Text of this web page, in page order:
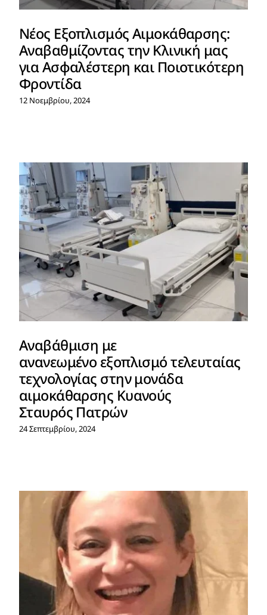
Νέος Εξοπλισμός Αιμοκάθαρσης:
Αναβαθμίζοντας την Κλινική μας
για Ασφαλέστερη και Ποιοτικότερη
Φροντίδα
12 Νοεμβρίου, 2024
Αναβάθμιση με
ανανεωμένο εξοπλισμό τελευταίας
τεχνολογίας στην μονάδα
αιμοκάθαρσης Κυανούς
Σταυρός Πατρών
24 Σεπτεμβρίου, 2024